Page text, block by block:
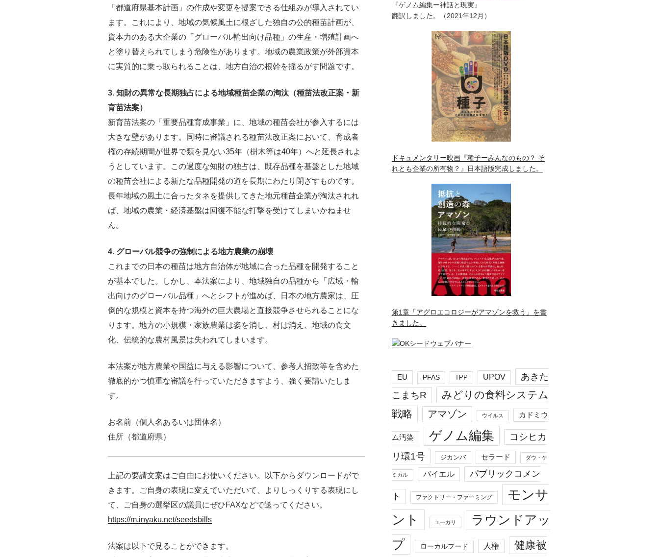
「都道府県基本計画」の作成や変更を提案できる仕組みが導入されてい
ます。これにより、地域の気候風土に根ざした独自の公的種苗計画が、
資本力のある大企業の「グローバル輸出向け品種」の生産・増殖計画へ
と塗り替えられてしまう危険性があります。地域の農業政策が外部資本
に実質的に乗っ取られることは、地方自治の根幹を揺るがす問題です。
3. 知財の異常な長期独占による地域種苗企業の淘汰（種苗法改正案・新
育苗法案）
新育苗法案の「重要品種育成事業」に、地域の種苗会社が参入するには
大きな壁があります。同時に審議される種苗法改正案において、育成者
権の存続期間が世界で類を見ない35年（樹木等は40年）へと延長されよ
うとしています。この過度な知財の独占は、既存品種を基盤とした地域
の種苗会社による新たな品種開発の道を長期にわたり閉ざすものです。
長年地域の風土に合ったタネを提供してきた地元種苗企業が淘汰されれ
ば、地域の農業・経済基盤は回復不能な打撃を受けてしまいかねませ
ん。
4. グローバル競争の強制による地方農業の崩壊
これまでの日本の種苗は地方自治体が地域に合った品種を開発すること
が基本でした。しかし、本法案により、地域独自の品種から「広域・輸
出向けのグローバル品種」へとシフトが進めば、日本の地方農家は、圧
倒的な規模と資本を持つ海外の巨大農場と直接競争させられることにな
ります。地方の小規模・家族農業は姿を消し、村は消え、地域の食文
化、伝統的な農村風景は失われてしまいます。
本法案が地方農業や国益に与える影響について、参考人招致等を含めた
徹底的かつ慎重な審議を行っていただきますよう、強く要請いたしま
す。
お名前（個人名あるいは団体名）
住所（都道府県）
上記の要請文案はご自由にお使いください。以下からダウンロードがで
きます。ご自身の表現に変えていただいて、よりしっくりする表現にし
て、ご自身の選挙区の議員にぜひFAXなどで送ってください。
https://m.inyaku.net/seedsbills
法案は以下で見ることができます。
『ゲノム編集ー神話と現実』
翻訳しました。（2021年12月）
ドキュメンタリー映画『種子ーみんなのもの？ そ
れとも企業の所有物？』日本語版完成しました。
第1章「アグロエコロジーがアマゾンを救う」を書
きました。
EU PFAS TPP UPOV
あきた
こまちR
みどりの食料システム
戦略
アマゾン ウイルス カドミウ
ム汚染 ゲノム編集
コシヒカ
リ環1号
ジカンバ セラード ダウ・ケ
ミカル バイエル パブリックコメン
ト ファクトリー・ファーミング
モンサ
ント
ユーカリ
ラウンドアッ
プ
ローカルフード 人権 健康被